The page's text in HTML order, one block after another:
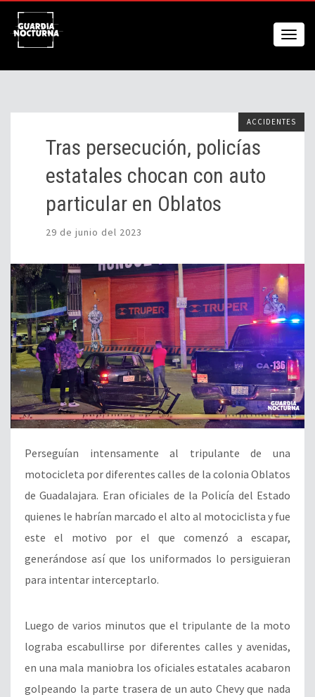
ACCIDENTES
Tras persecución, policías
estatales chocan con auto
particular en Oblatos
29 de junio del 2023
Perseguían intensamente al tripulante de una
motocicleta por diferentes calles de la colonia Oblatos
de Guadalajara. Eran oficiales de la Policía del Estado
quienes le habrían marcado el alto al motociclista y fue
este el motivo por el que comenzó a escapar,
generándose así que los uniformados lo persiguieran
para intentar interceptarlo.
Luego de varios minutos que el tripulante de la moto
lograba escabullirse por diferentes calles y avenidas,
en una mala maniobra los oficiales estatales acabaron
golpeando la parte trasera de un auto Chevy que nada